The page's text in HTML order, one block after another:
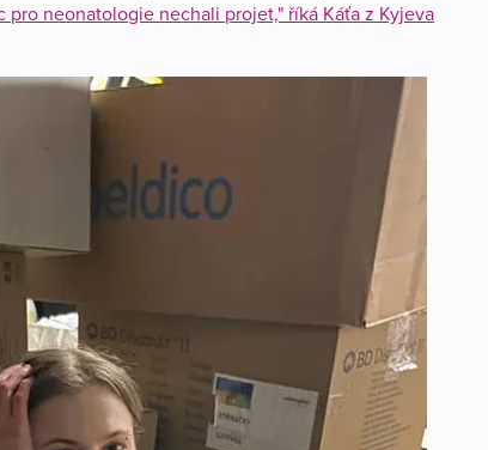
neonatologie nechali projet," říká Káťa z Kyjeva